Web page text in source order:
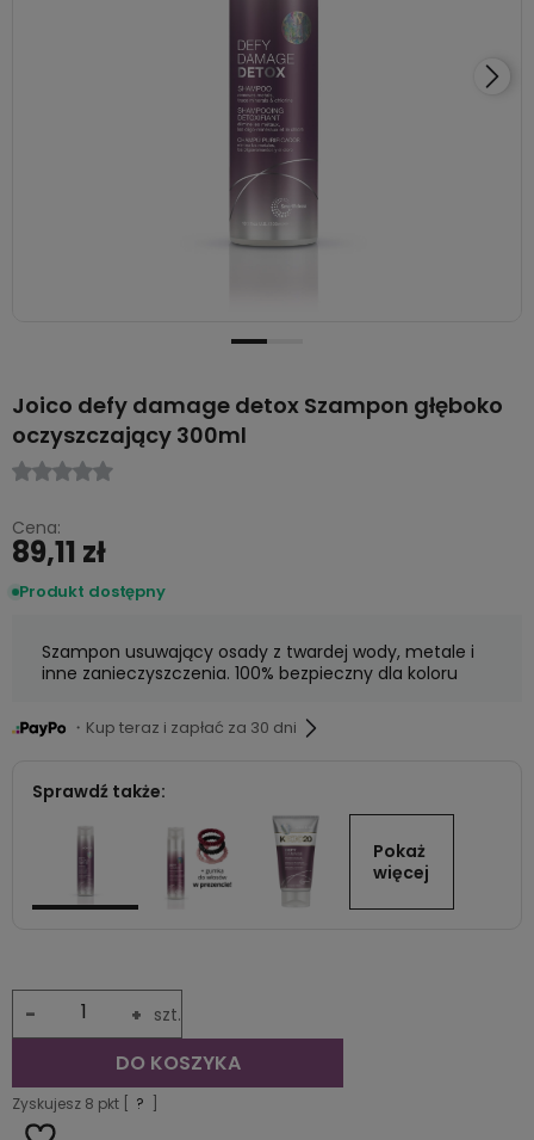
Joico defy damage detox Szampon głęboko
oczyszczający 300ml
Cena:
89,11 zł
Produkt dostępny
Szampon usuwający osady z twardej wody, metale i
inne zanieczyszczenia. 100% bezpieczny dla koloru
・Kup teraz i zapłać za 30 dni
Sprawdź także:
Pokaż
więcej
+
- szt.
DO KOSZYKA
Zyskujesz 8 pkt [ ?